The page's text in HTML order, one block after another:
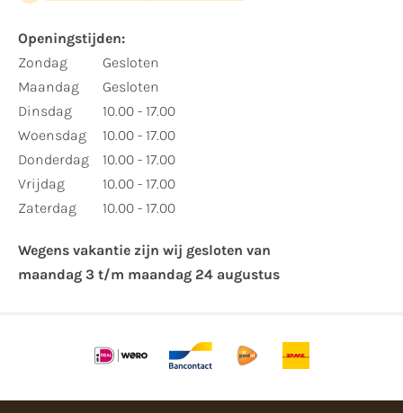
Openingstijden:​
​Zondag
Maandag
Dinsdag
Woensdag
Donderdag
Vrijdag
Zaterdag
Gesloten
Gesloten
10.00 - 17.00
10.00 - 17.00
10.00 - 17.00
10.00 - 17.00
10.00 - 17.00
Wegens vakantie zijn wij gesloten van ​
maandag 3 t/m maandag 24 augustus